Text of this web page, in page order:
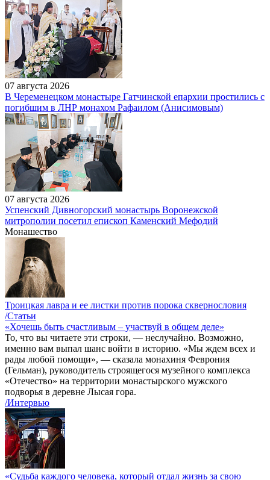
07 августа 2026
В Череменецком монастыре Гатчинской епархии простились с
погибшим в ЛНР монахом Рафаилом (Анисимовым)
07 августа 2026
Успенский Дивногорский монастырь Воронежской
митрополии посетил епископ Каменский Мефодий
Монашество
Троицкая лавра и ее листки против порока сквернословия
/Статьи
«Хочешь быть счастливым – участвуй в общем деле»
То, что вы читаете эти строки, — неслучайно. Возможно,
именно вам выпал шанс войти в историю. «Мы ждем всех и
рады любой помощи», — сказала монахиня Феврония
(Гельман), руководитель строящегося музейного комплекса
«Отечество» на территории монастырского мужского
подворья в деревне Лысая гора.
/Интервью
«Судьба каждого человека, который отдал жизнь за свою